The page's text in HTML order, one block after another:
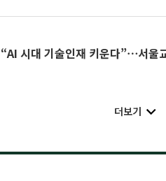
“AI 시대 기술인재 키운다”⋯서울
더보기